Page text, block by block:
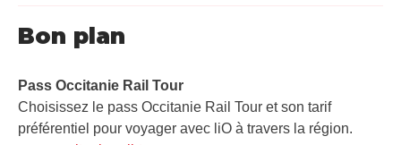
Bon plan
Pass Occitanie Rail Tour​
Choisissez le pass Occitanie Rail Tour et son tarif
préférentiel pour voyager avec liO à travers la région.